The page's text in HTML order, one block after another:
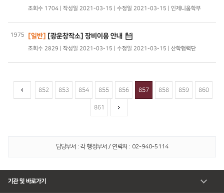
조회수 1704 | 작성일 2021-03-15 | 수정일 2021-03-15 | 인제니움학부
1975 [일반] [광운창작소] 장비이용 안내
조회수 2829 | 작성일 2021-03-15 | 수정일 2021-03-15 | 산학협력단
852 853 854 855 856 857 858 859 860
861
담당부서 : 각 행정부서 / 연락처 : 02-940-5114
기관 및 바로가기